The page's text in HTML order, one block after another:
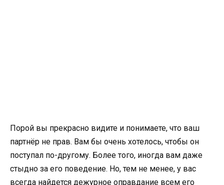
Порой вы прекрасно видите и понимаете, что ваш
партнёр не прав. Вам бы очень хотелось, чтобы он
поступал по-другому. Более того, иногда вам даже
стыдно за его поведение. Но, тем не менее, у вас
всегда найдется дежурное оправдание всем его